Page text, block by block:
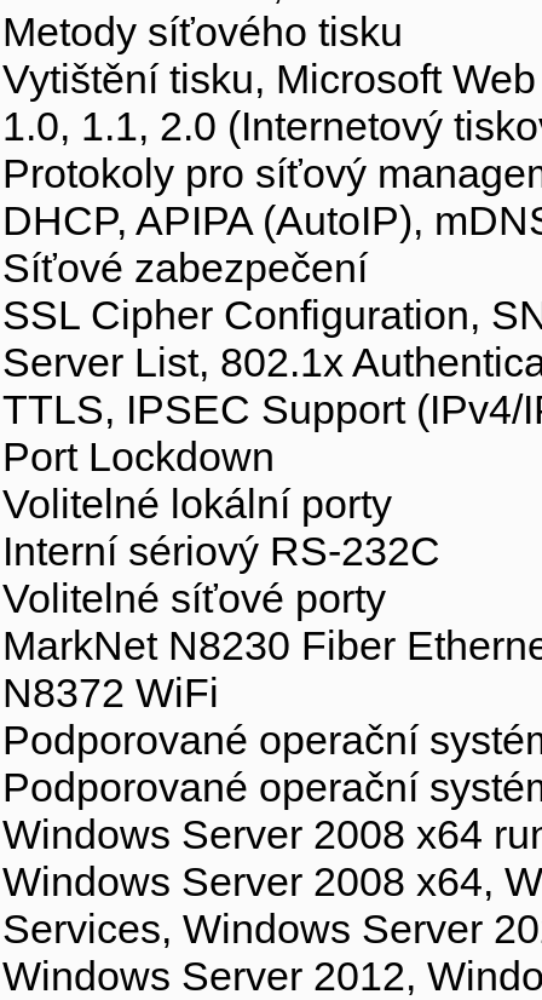
Metody síťového tisku
Vytištění tisku, Microsoft
1.0, 1.1, 2.0 (Internetový
Protokoly pro síťový
DHCP, APIPA (AutoIP),
Síťové zabezpečení
SSL Cipher Configuration,
Server List, 802.1x
TTLS, IPSEC Support (IPv4/
Port Lockdown
Volitelné lokální porty
Interní sériový RS-232C
Volitelné síťové porty
MarkNet N8230 Fiber
N8372 WiFi
Podporované operační
Podporované operační
Windows Server 2008 x64
Windows Server 2008 x64,
Services, Windows Server
Windows Server 2012,